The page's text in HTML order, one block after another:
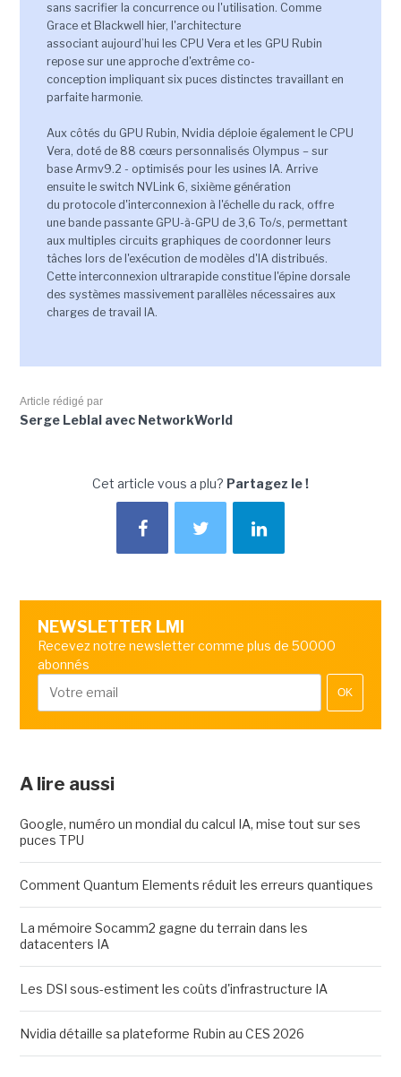
sans sacrifier la concurrence ou l'utilisation. Comme
Grace et Blackwell hier, l'architecture
associant aujourd’hui les CPU Vera et les GPU Rubin
repose sur une approche d'extrême co-
conception impliquant six puces distinctes travaillant en
parfaite harmonie.
Aux côtés du GPU Rubin, Nvidia déploie également le CPU
Vera, doté de 88 cœurs personnalisés Olympus – sur
base Armv9.2 - optimisés pour les usines IA. Arrive
ensuite le switch NVLink 6, sixième génération
du protocole d'interconnexion à l'échelle du rack, offre
une bande passante GPU-à-GPU de 3,6 To/s, permettant
aux multiples circuits graphiques de coordonner leurs
tâches lors de l'exécution de modèles d'IA distribués.
Cette interconnexion ultrarapide constitue l'épine dorsale
des systèmes massivement parallèles nécessaires aux
charges de travail IA.
Article rédigé par
Serge Leblal avec NetworkWorld
Cet article vous a plu? Partagez le !
NEWSLETTER LMI
Recevez notre newsletter comme plus de 50000
abonnés
OK
A lire aussi
Google, numéro un mondial du calcul IA, mise tout sur ses
puces TPU
Comment Quantum Elements réduit les erreurs quantiques
La mémoire Socamm2 gagne du terrain dans les
datacenters IA
Les DSI sous-estiment les coûts d'infrastructure IA
Nvidia détaille sa plateforme Rubin au CES 2026